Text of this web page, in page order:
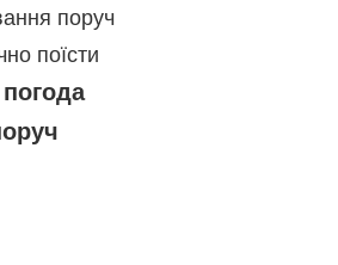
поруч
поїсти